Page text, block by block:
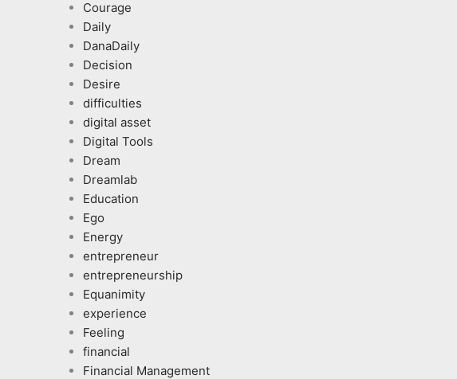
Courage
Daily
DanaDaily
Decision
Desire
difficulties
digital asset
Digital Tools
Dream
Dreamlab
Education
Ego
Energy
entrepreneur
entrepreneurship
Equanimity
experience
Feeling
financial
Financial Management